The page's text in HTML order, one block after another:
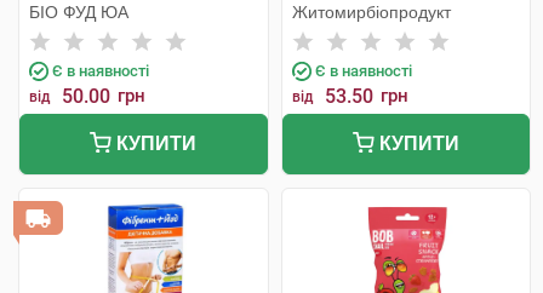
БІО ФУД ЮА
Є в наявності
від 50.00 грн
КУПИТИ
Житомирбіопродукт
Є в наявності
від 53.50 грн
КУПИТИ